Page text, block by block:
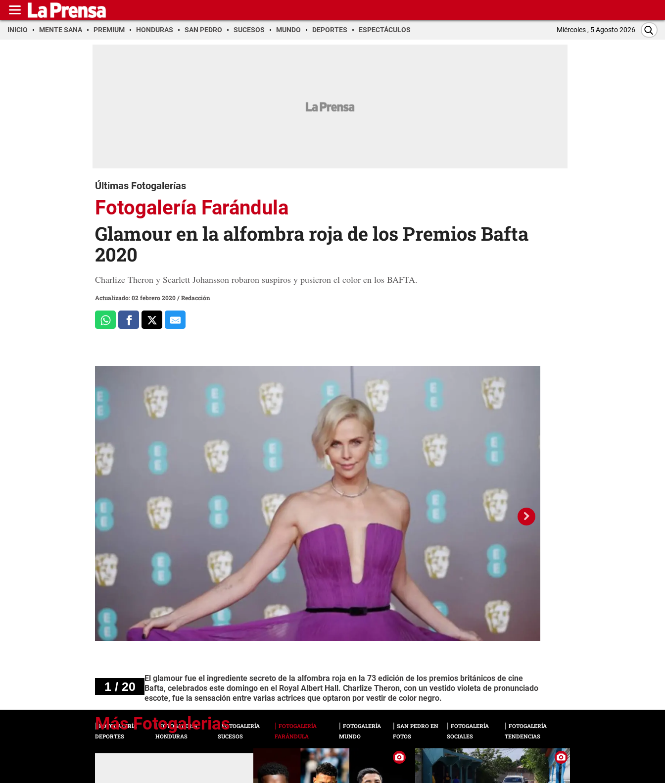
INICIO MENTE SANA PREMIUM HONDURAS SAN PEDRO SUCESOS MUNDO DEPORTES ESPECTÁCULOS Miércoles , 5 Agosto 2026
Últimas Fotogalerías
Fotogalería Farándula
Glamour en la alfombra roja de los Premios Bafta
2020
Charlize Theron y Scarlett Johansson robaron suspiros y pusieron el color en los BAFTA.
Actualizado: 02 febrero 2020/Redacción
1 / 20
El glamour fue el ingrediente secreto de la alfombra roja en la 73 edición de los premios británicos de cine
Bafta, celebrados este domingo en el Royal Albert Hall. Charlize Theron, con un vestido violeta de pronunciado
escote, fue la sensación entre varias actrices que optaron por vestir de color negro.
FOTOGALERÍA
DEPORTES
FOTOGALERÍA
HONDURAS
FOTOGALERÍA
SUCESOS
FOTOGALERÍA
FARÁNDULA
FOTOGALERÍA
MUNDO
SAN PEDRO EN
FOTOS
FOTOGALERÍA
SOCIALES
FOTOGALERÍA
TENDENCIAS